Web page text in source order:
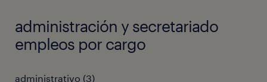
administración y secretariado
empleos por cargo
administrativo (3)